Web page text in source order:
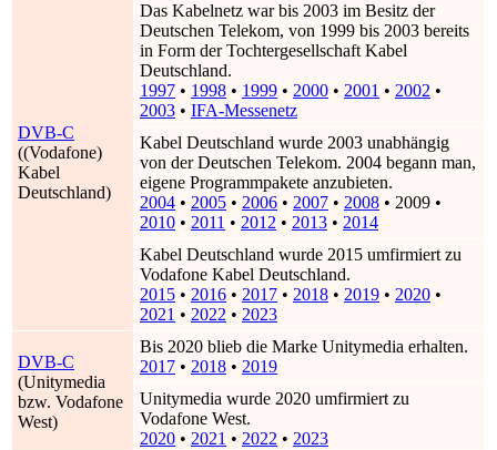
DVB-C
((Vodafone)
Kabel
Deutschland)
Das Kabelnetz war bis 2003 im Besitz der
Deutschen Telekom, von 1999 bis 2003 bereits
in Form der Tochtergesellschaft Kabel
Deutschland.
1997 • 1998 • 1999 • 2000 • 2001 • 2002 •
2003 • IFA-Messenetz
Kabel Deutschland wurde 2003 unabhängig
von der Deutschen Telekom. 2004 begann man,
eigene Programmpakete anzubieten.
2004 • 2005 • 2006 • 2007 • 2008 • 2009 •
2010 • 2011 • 2012 • 2013 • 2014
Kabel Deutschland wurde 2015 umfirmiert zu
Vodafone Kabel Deutschland.
2015 • 2016 • 2017 • 2018 • 2019 • 2020 •
2021 • 2022 • 2023
DVB-C
(Unitymedia
bzw. Vodafone
West)
Bis 2020 blieb die Marke Unitymedia erhalten.
2017 • 2018 • 2019
Unitymedia wurde 2020 umfirmiert zu
Vodafone West.
2020 • 2021 • 2022 • 2023